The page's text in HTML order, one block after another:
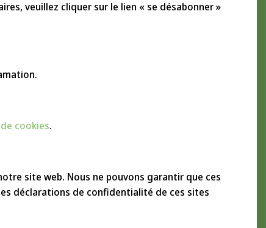
veuillez cliquer sur le lien « se désabonner »
cookies.
site web. Nous ne pouvons garantir que ces
déclarations de confidentialité de ces sites